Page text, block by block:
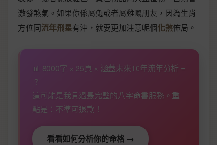
激發煞氣。如果你係屬兔或者屬雞嘅朋友，因為生肖
方位同流年飛星有沖，就要更加注意呢個化煞佈局。
📊 8000字 × 25頁 × 涵蓋未來10年流年分析 =
？
這可能是我見過最完整的八字命書服務。重
點是：不準可退款！
看看如何分析你的命格 →